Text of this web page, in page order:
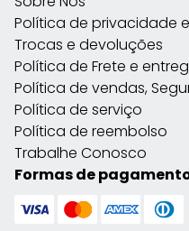
Política de privacidade
Trocas e devoluções
Política de Frete e
Política de vendas,
Política de serviço
Política de reembolso
Trabalhe Conosco
Formas de